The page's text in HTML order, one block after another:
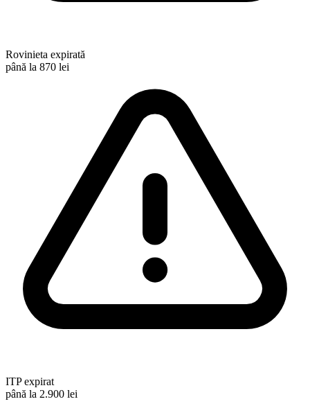
Rovinieta expirată
până la 870 lei
ITP expirat
până la 2.900 lei